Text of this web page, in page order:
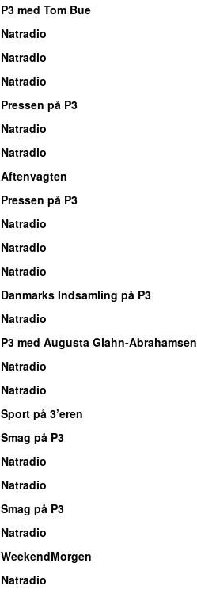
P3 med Tom Bue
Natradio
Natradio
Natradio
Pressen på P3
Natradio
Natradio
Aftenvagten
Pressen på P3
Natradio
Natradio
Natradio
Danmarks Indsamling på P3
Natradio
P3 med Augusta Glahn-Abrahamsen
Natradio
Natradio
Sport på 3’eren
Smag på P3
Natradio
Natradio
Smag på P3
Natradio
WeekendMorgen
Natradio